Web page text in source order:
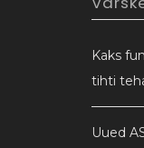
Kaks
tihti
Uued